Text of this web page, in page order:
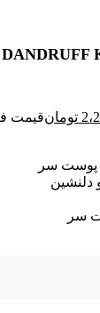
تومانقیمت فعلی:
دلنشین
سر